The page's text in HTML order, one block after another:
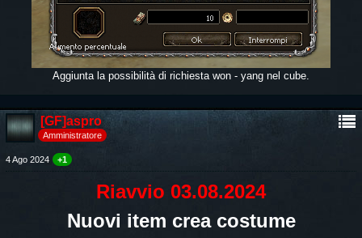
Aggiunta la possibilità di richiesta won - yang nel cube.
[GF]aspro
Amministratore
4 Ago 2024 +1
Riavvio 03.08.2024
Nuovi item crea costume